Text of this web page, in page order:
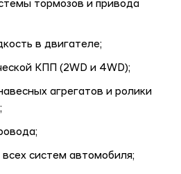
тормозов и привода
в двигателе;
КПП (2WD и 4WD);
агрегатов и ролики
систем автомобиля;